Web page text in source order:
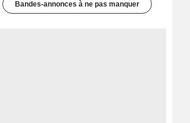
Bandes-annonces à ne pas manquer